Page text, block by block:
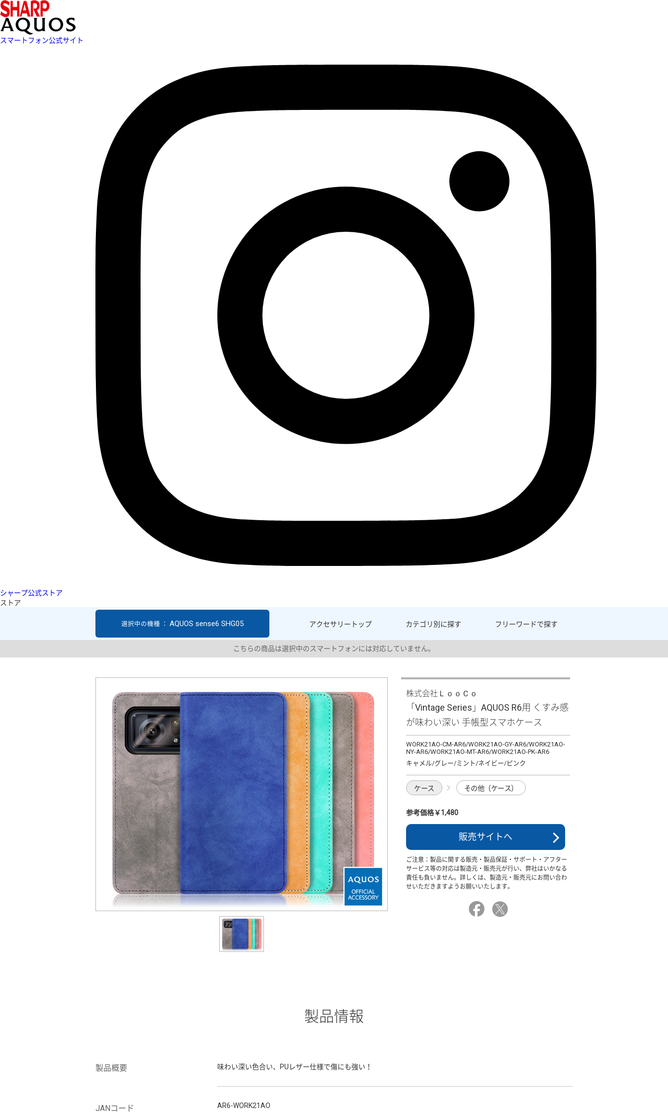
スマートフォン公式サイト
シャープ公式ストア
ストア
アクセサリー トップ カテゴリ別に探す フリーワードで探す
選択中の機種 ： AQUOS sense6 SHG05
こちらの商品は選択中のスマートフォンには対応していません。
株式会社ＬｏｏＣｏ
「Vintage Series」AQUOS R6用 くすみ感
が味わい深い 手帳型スマホケース
WORK21AO-CM-AR6/WORK21AO-GY-AR6/WORK21AO-
NY-AR6/WORK21AO-MT-AR6/WORK21AO-PK-AR6
キャメル/グレー/ミント/ネイビー/ピンク
ケース その他（ケース）
参考価格￥1,480
販売サイトへ
ご注意：製品に関する販売・製品保証・サポート・アフター
サービス等の対応は製造元・販売元が行い、弊社はいかなる
責任も負いません。詳しくは、製造元・販売元にお問い合わ
せいただきますようお願いいたします。
製品情報
製品概要 味わい深い色合い、PUレザー仕様で傷にも強い！
JANコード AR6-WORK21AO